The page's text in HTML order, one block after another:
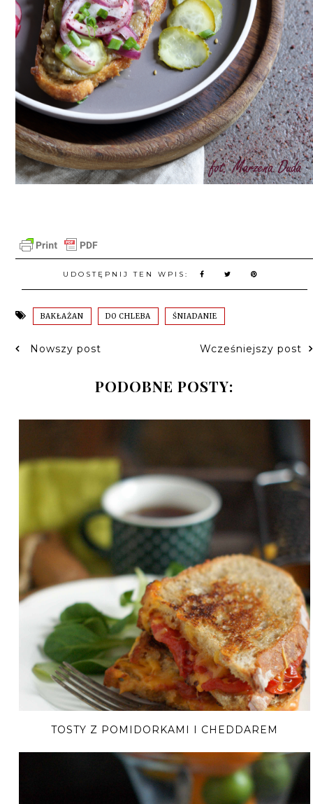
UDOSTĘPNIJ TEN WPIS:
BAKŁAŻAN DO CHLEBA ŚNIADANIE
Nowszy post Wcześniejszy post
PODOBNE POSTY:
TOSTY Z POMIDORKAMI I CHEDDAREM